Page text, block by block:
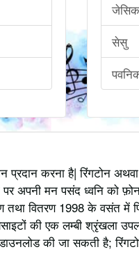
सेसु
प्रदान करना है| रिंगटोन
अपनी मन पसंद ध्वनि को
तथा वितरण 1998 के
की एक लम्बी श्रृंखला
की जा सकती है;